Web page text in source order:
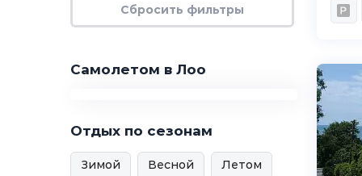
Самолетом в Лоо
Отдых по сезонам
Зимой Весной Летом